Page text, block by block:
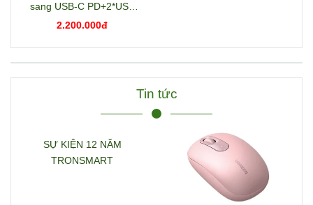
sang USB-C PD+2*USB
3.2+USB-C 3.2+2*USB
2.200.000đ
Tin tức
SỰ KIỆN 12 NĂM
TRONSMART